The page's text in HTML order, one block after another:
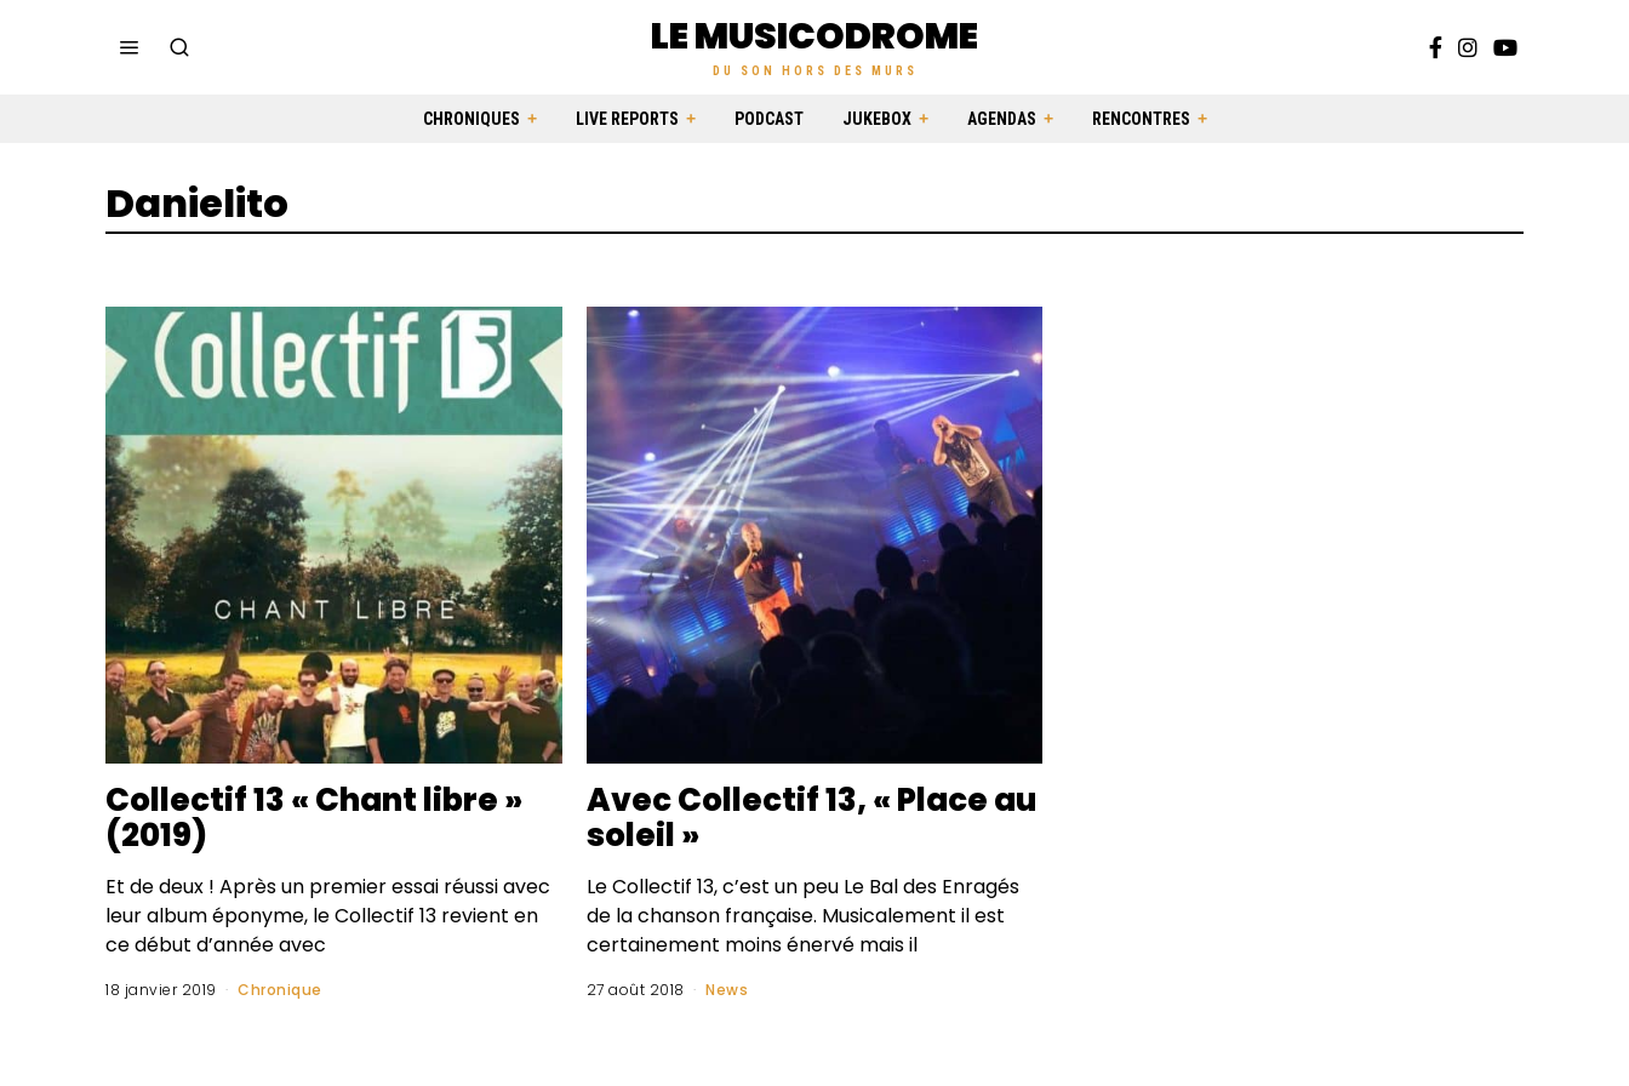
LE MUSICODROME
DU SON HORS DES MURS
CHRONIQUES LIVE REPORTS PODCAST JUKEBOX AGENDAS RENCONTRES
Danielito
Collectif 13 « Chant libre »
(2019)
Et de deux ! Après un premier essai réussi avec
leur album éponyme, le Collectif 13 revient en
ce début d’année avec
18 janvier 2019 Chronique
Avec Collectif 13, « Place au
soleil »
Le Collectif 13, c’est un peu Le Bal des Enragés
de la chanson française. Musicalement il est
certainement moins énervé mais il
27 août 2018 News